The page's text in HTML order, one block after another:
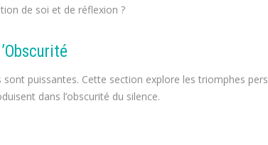
de soi et de réflexion ?
puissantes. Cette section explore les triomphes
dans l’obscurité du silence.